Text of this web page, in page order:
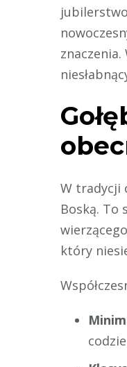
W tradycji
Boską. To
który